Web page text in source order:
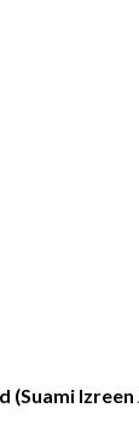
(Suami Izreen